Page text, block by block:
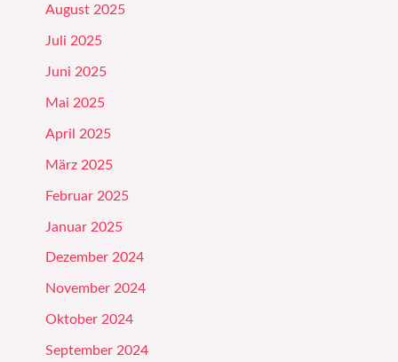
August 2025
Juli 2025
Juni 2025
Mai 2025
April 2025
März 2025
Februar 2025
Januar 2025
Dezember 2024
November 2024
Oktober 2024
September 2024